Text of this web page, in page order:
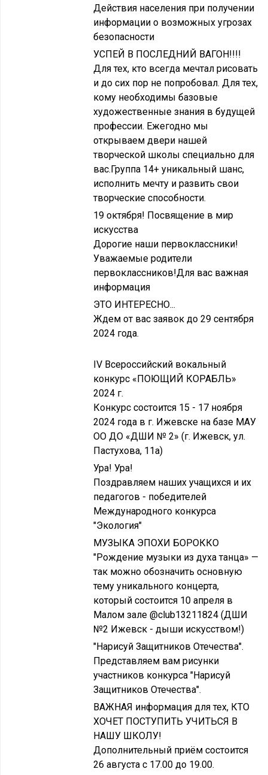
Действия населения при получении
информации о возможных угрозах
безопасности
УСПЕЙ В ПОСЛЕДНИЙ ВАГОН!!!!
Для тех, кто всегда мечтал рисовать
и до сих пор не попробовал. Для тех,
кому необходимы базовые
художественные знания в будущей
профессии. Ежегодно мы
открываем двери нашей
творческой школы специально для
вас.Группа 14+ уникальный шанс,
исполнить мечту и развить свои
творческие способности.
19 октября! Посвящение в мир
искусства
Дорогие наши первоклассники!
Уважаемые родители
первоклассников!Для вас важная
информация
ЭТО ИНТЕРЕСНО...
Ждем от вас заявок до 29 сентября
2024 года.
IV Всероссийский вокальный
конкурс «ПОЮЩИЙ КОРАБЛЬ»
2024 г.
Конкурс состоится 15 - 17 ноября
2024 года в г. Ижевске на базе МАУ
ОО ДО «ДШИ № 2» (г. Ижевск, ул.
Пастухова, 11а)
Ура! Ура!
Поздравляем наших учащихся и их
педагогов - победителей
Международного конкурса
"Экология"
МУЗЫКА ЭПОХИ БОРОККО
"Рождение музыки из духа танца» —
так можно обозначить основную
тему уникального концерта,
который состоится 10 апреля в
Малом зале @club13211824 (ДШИ
№2 Ижевск - дыши искусством!)
"Нарисуй Защитников Отечества".
Представляем вам рисунки
участников конкурса "Нарисуй
Защитников Отечества".
ВАЖНАЯ информация для тех, КТО
ХОЧЕТ ПОСТУПИТЬ УЧИТЬСЯ В
НАШУ ШКОЛУ!
Дополнительный приём состоится
26 августа с 17.00 до 19.00.